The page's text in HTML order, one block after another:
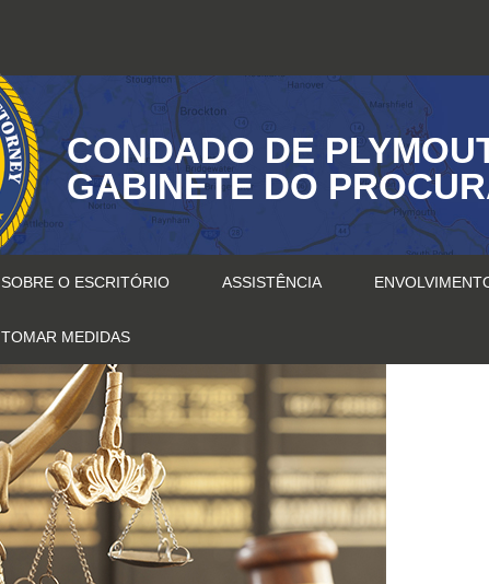
CONDADO DE
GABINETE DO
SOBRE O ESCRITÓRIO ASSISTÊNCIA
TOMAR MEDIDAS